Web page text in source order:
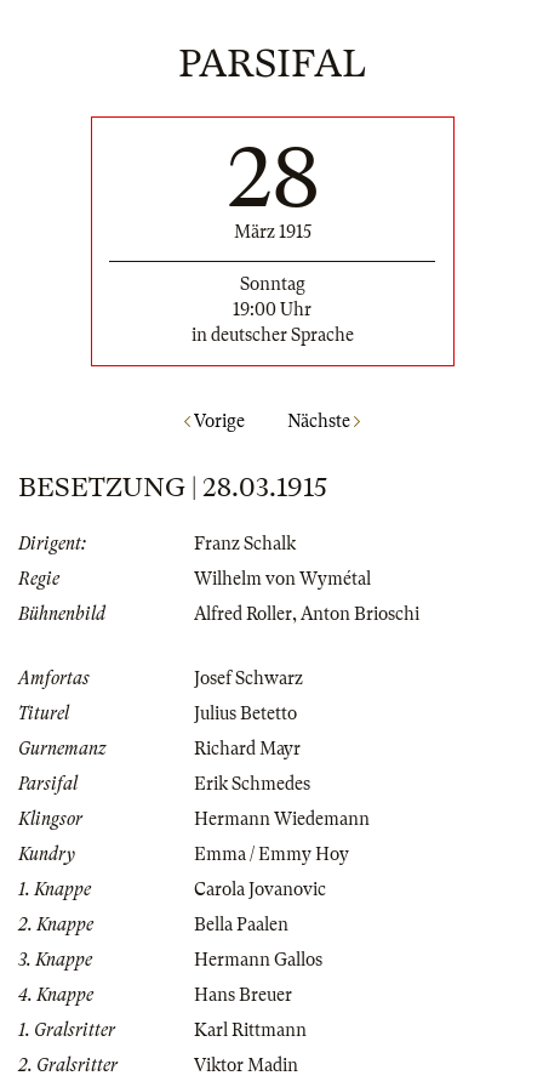
PARSIFAL
28
März 1915
Sonntag
19:00 Uhr
in deutscher Sprache
Vorige Nächste
BESETZUNG | 28.03.1915
Dirigent:
Franz Schalk
Regie
Wilhelm von Wymétal
Bühnenbild
Alfred Roller,Anton Brioschi
Amfortas
Josef Schwarz
Titurel
Julius Betetto
Gurnemanz
Richard Mayr
Parsifal
Erik Schmedes
Klingsor
Hermann Wiedemann
Kundry
Emma / Emmy Hoy
1. Knappe
Carola Jovanovic
2. Knappe
Bella Paalen
3. Knappe
Hermann Gallos
4. Knappe
Hans Breuer
1. Gralsritter
Karl Rittmann
2. Gralsritter
Viktor Madin